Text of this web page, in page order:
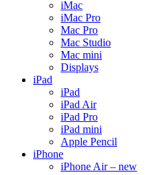
iMac
iMac Pro
Mac Pro
Mac Studio
Mac mini
Displays
iPad
iPad
iPad Air
iPad Pro
iPad mini
Apple Pencil
iPhone
iPhone Air – new